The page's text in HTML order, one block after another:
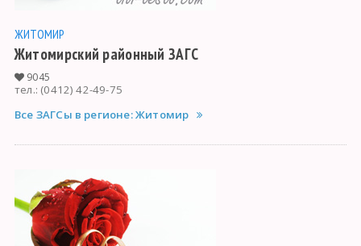
ЖИТОМИР
Житомирский районный ЗАГС
9045
тел.: (0412) 42-49-75
Все ЗАГСы в регионе: Житомир